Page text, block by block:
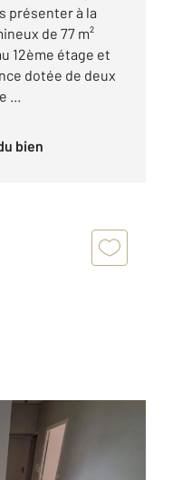
présenter à la
de 77 m²
12ème étage et
dotée de deux
...
bien